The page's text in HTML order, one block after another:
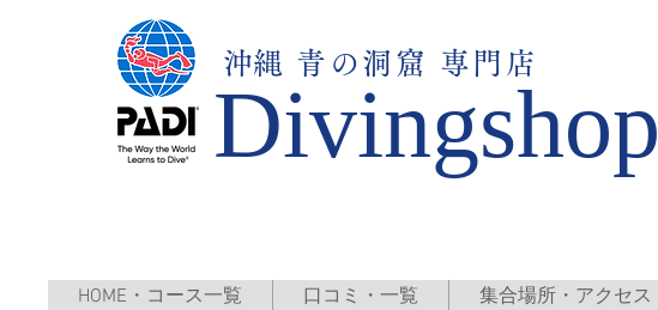
Divingshop
​沖縄 青の洞窟 専門店
HOME・コース一覧 口コミ・一覧 集合場所・アクセス